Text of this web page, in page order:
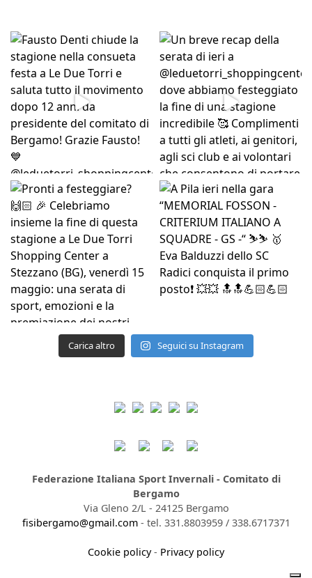
Carica altro Seguici su Instagram
Federazione Italiana Sport Invernali - Comitato di
Bergamo
Via Gleno 2/L - 24125 Bergamo
fisibergamo@gmail.com- tel. 331.8803959 / 338.6717371
Cookie policy- Privacy policy